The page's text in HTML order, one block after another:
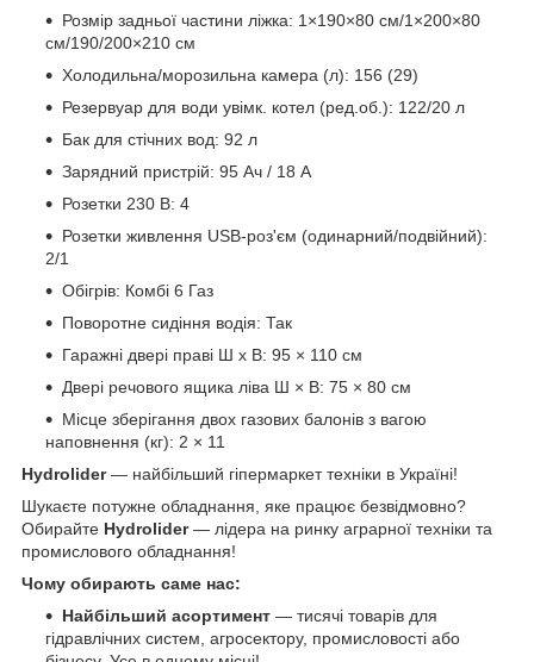
Розмір задньої частини ліжка: 1×190×80 см/1×200×80
см/190/200×210 см
Холодильна/морозильна камера (л): 156 (29)
Резервуар для води увімк. котел (ред.об.): 122/20 л
Бак для стічних вод: 92 л
Зарядний пристрій: 95 Ач / 18 А
Розетки 230 В: 4
Розетки живлення USB-роз'єм (одинарний/подвійний):
2/1
Обігрів: Комбі 6 Газ
Поворотне сидіння водія: Так
Гаражні двері праві Ш x В: 95 × 110 см
Двері речового ящика ліва Ш × В: 75 × 80 см
Місце зберігання двох газових балонів з вагою
наповнення (кг): 2 × 11
Hydrolider— найбільший гіпермаркет техніки в Україні!
Шукаєте потужне обладнання, яке працює безвідмовно?
Обирайте Hydrolider— лідера на ринку аграрної техніки та
промислового обладнання!
Чому обирають саме нас:
Найбільший асортимент — тисячі товарів для
гідравлічних систем, агросектору, промисловості або